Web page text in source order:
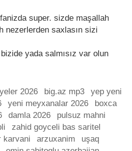
super. sizde maşallah
nezerlerden saxlasın sizi
yada salmısız var olun
2026 big.az mp3
yep yeni
yeni meyxanalar 2026
boxca
damla 2026
pulsuz mahni
zahid goyceli bas saritel
karvani arzuxanim
uşaq